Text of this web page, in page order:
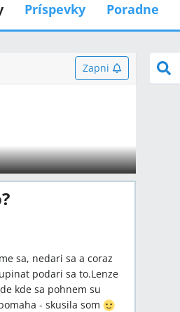
Príspevky Poradne
Zapni
sa, nedari sa a coraz
podari sa to.Lenze
kde sa pohnem su
- skusila som